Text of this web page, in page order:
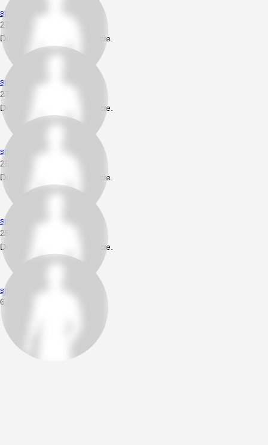
spuszczalski
27.06.2018
Dodał nowe prywatne zdjęcie.
spuszczalski
27.06.2018
Dodał nowe prywatne zdjęcie.
spuszczalski
25.06.2018
Dodał nowe prywatne zdjęcie.
spuszczalski
25.06.2018
Dodał nowe prywatne zdjęcie.
spuszczalski
6.06.2018